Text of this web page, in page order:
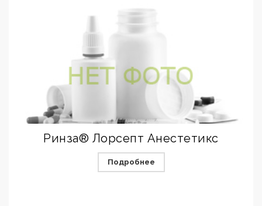
Ринза® Лорсепт Анестетикс
Подробнее